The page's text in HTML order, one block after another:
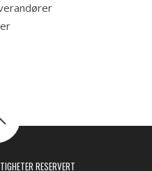
RESERVERT